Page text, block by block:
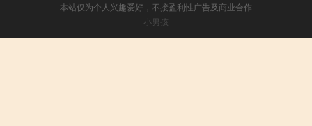
本站仅为个人兴趣爱好，不接盈利性广告及商业合作
小男孩